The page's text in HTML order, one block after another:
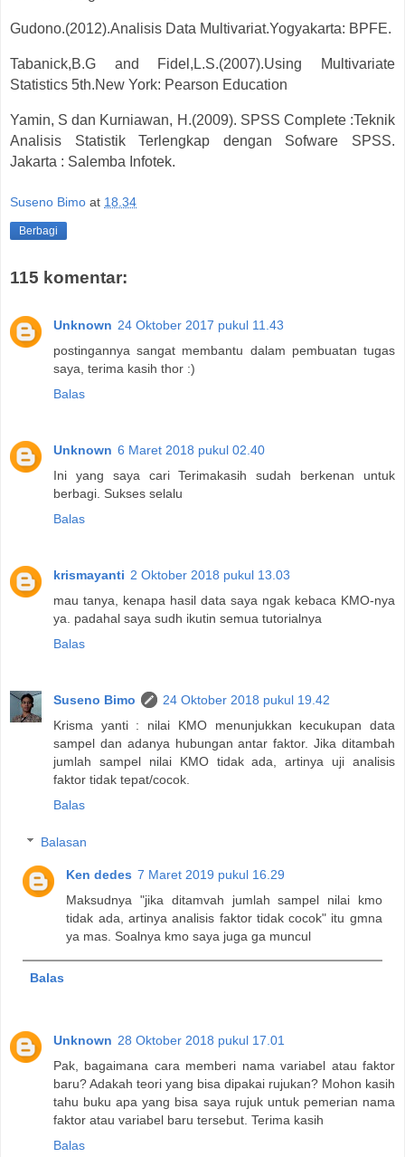
Gudono.(2012).Analisis Data Multivariat.Yogyakarta: BPFE.
Tabanick,B.G and Fidel,L.S.(2007).Using Multivariate
Statistics 5th.New York: Pearson Education
Yamin, S dan Kurniawan, H.(2009). SPSS Complete :Teknik
Analisis Statistik Terlengkap dengan Sofware SPSS.
Jakarta : Salemba Infotek.
Suseno Bimo at 18.34
Berbagi
115 komentar:
Unknown 24 Oktober 2017 pukul 11.43
postingannya sangat membantu dalam pembuatan tugas
saya, terima kasih thor :)
Balas
Unknown 6 Maret 2018 pukul 02.40
Ini yang saya cari Terimakasih sudah berkenan untuk
berbagi. Sukses selalu
Balas
krismayanti 2 Oktober 2018 pukul 13.03
mau tanya, kenapa hasil data saya ngak kebaca KMO-nya
ya. padahal saya sudh ikutin semua tutorialnya
Balas
Suseno Bimo
24 Oktober 2018 pukul 19.42
Krisma yanti : nilai KMO menunjukkan kecukupan data
sampel dan adanya hubungan antar faktor. Jika ditambah
jumlah sampel nilai KMO tidak ada, artinya uji analisis
faktor tidak tepat/cocok.
Balas
Balasan
Ken dedes 7 Maret 2019 pukul 16.29
Maksudnya "jika ditamvah jumlah sampel nilai kmo
tidak ada, artinya analisis faktor tidak cocok" itu gmna
ya mas. Soalnya kmo saya juga ga muncul
Balas
Unknown 28 Oktober 2018 pukul 17.01
Pak, bagaimana cara memberi nama variabel atau faktor
baru? Adakah teori yang bisa dipakai rujukan? Mohon kasih
tahu buku apa yang bisa saya rujuk untuk pemerian nama
faktor atau variabel baru tersebut. Terima kasih
Balas